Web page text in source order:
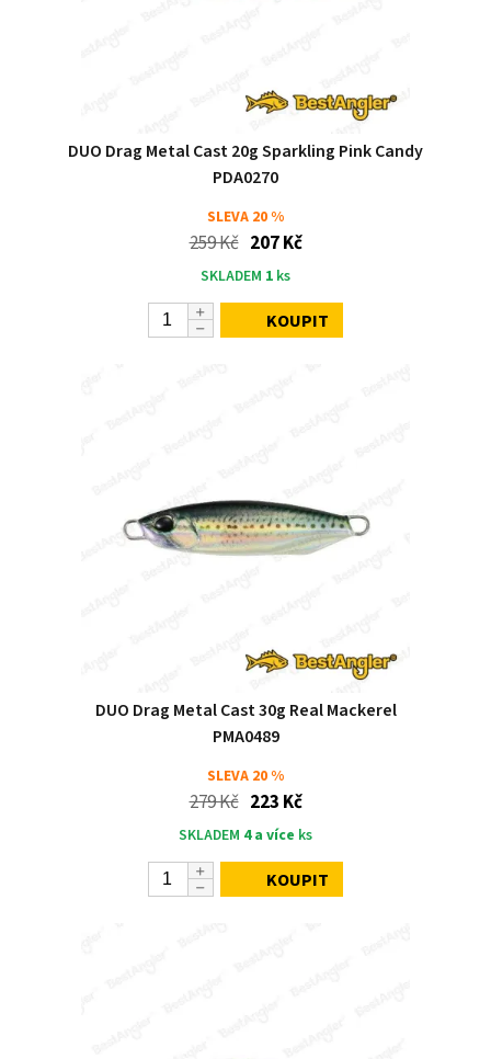
DUO Drag Metal Cast 20g Sparkling Pink Candy
PDA0270
SLEVA 20 %
259 Kč 207 Kč
SKLADEM 1 ks
KOUPIT
DUO Drag Metal Cast 30g Real Mackerel
PMA0489
SLEVA 20 %
279 Kč 223 Kč
SKLADEM 4 a více ks
KOUPIT